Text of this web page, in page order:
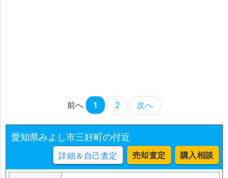
前へ 1 2 次へ
愛知県みよし市三好町の付近
詳細＆自己査定 売却査定 購入相談